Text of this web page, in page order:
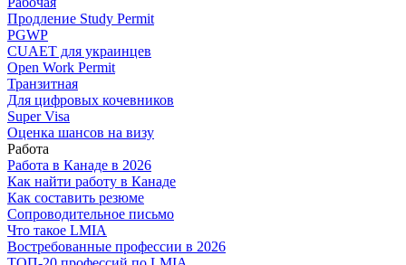
Продление Study Permit
PGWP
CUAET для украинцев
Open Work Permit
Транзитная
Для цифровых кочевников
Super Visa
Оценка шансов на визу
Работа
Работа в Канаде в 2026
Как найти работу в Канаде
Как составить резюме
Сопроводительное письмо
Что такое LMIA
Востребованные профессии в 2026